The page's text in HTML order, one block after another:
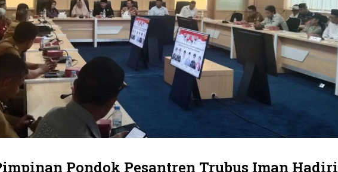
Pondok Pesantren Trubus Iman Hadiri